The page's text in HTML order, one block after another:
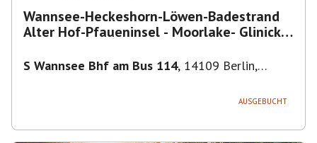
Wannsee-Heckeshorn-Löwen-Badestrand
Alter Hof-Pfaueninsel - Moorlake- Glinicker
S Wannsee Bhf am Bus 114, 14109 Berlin,
AUSGEBUCHT